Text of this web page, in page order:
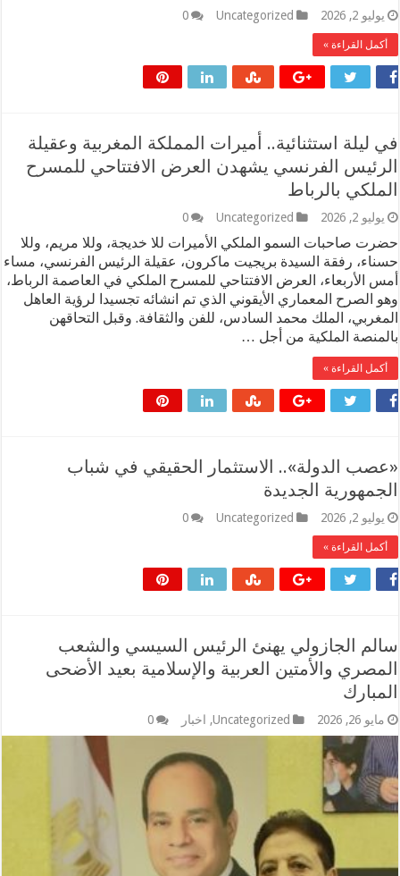
يوليو 2, 2026 Uncategorized
0
أكمل القراءة »
في ليلة استثنائية.. أميرات المملكة المغربية وعقيلة
الرئيس الفرنسي يشهدن العرض الافتتاحي للمسرح
الملكي بالرباط
يوليو 2, 2026 Uncategorized
0
حضرت صاحبات السمو الملكي الأميرات للا خديجة، وللا مريم، وللا
حسناء، رفقة السيدة بريجيت ماكرون، عقيلة الرئيس الفرنسي، مساء
أمس الأربعاء، العرض الافتتاحي للمسرح الملكي في العاصمة الرباط،
وهو الصرح المعماري الأيقوني الذي تم انشائه تجسيدا لرؤية العاهل
المغربي، الملك محمد السادس، للفن والثقافة. وقبل التحاقهن
بالمنصة الملكية من أجل …
أكمل القراءة »
«عصب الدولة».. الاستثمار الحقيقي في شباب
الجمهورية الجديدة
يوليو 2, 2026 Uncategorized
0
أكمل القراءة »
سالم الجازولي يهنئ الرئيس السيسي والشعب
المصري والأمتين العربية والإسلامية بعيد الأضحى
المبارك
مايو 26, 2026 Uncategorized
, اخبار 0